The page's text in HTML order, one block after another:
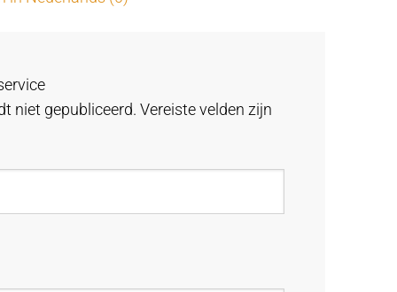
niet gepubliceerd. Vereiste velden zijn